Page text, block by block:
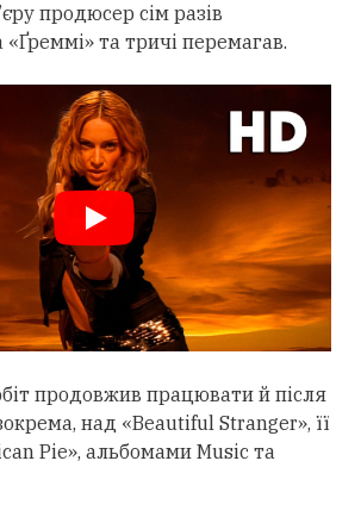
продюсер сім разів
та тричі перемагав.
продовжив працювати й після
над «Beautiful Stranger», її
Pie», альбомами Music та